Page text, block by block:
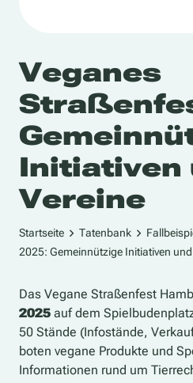
Veganes
Initiativen
Vereine
Startseite Tatenbank
2025: Gemeinnützige Initiativen
Das Vegane Straßenfest
2025 auf dem
50 Stände (Infostände,
boten vegane Produkte und
Informationen rund um